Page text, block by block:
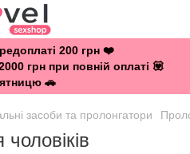
200 грн ❤️
грн при повній оплаті 💟
🚗
засоби та пролонгатори